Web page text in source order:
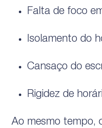
Falta de foco
Isolamento do
Cansaço do
Rigidez de
Ao mesmo tempo,